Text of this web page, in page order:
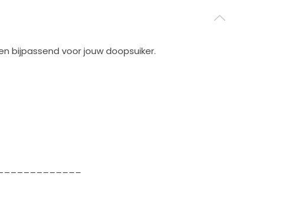
bijpassend voor jouw doopsuiker.